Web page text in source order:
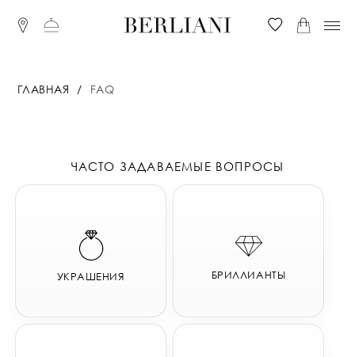
ГЛАВНАЯ FAQ
ЧАСТО ЗАДАВАЕМЫЕ ВОПРОСЫ
УКРАШЕНИЯ БРИЛЛИАНТЫ